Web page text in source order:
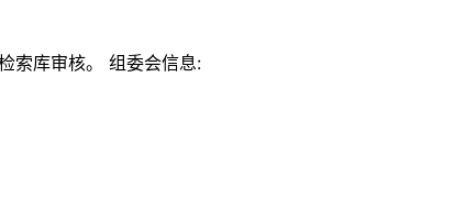
索库审核。 组委会信息: